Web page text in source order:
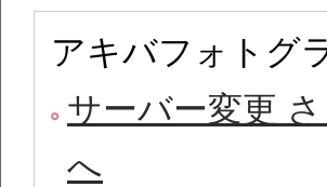
アキバフォトグ
サーバー変更
へ